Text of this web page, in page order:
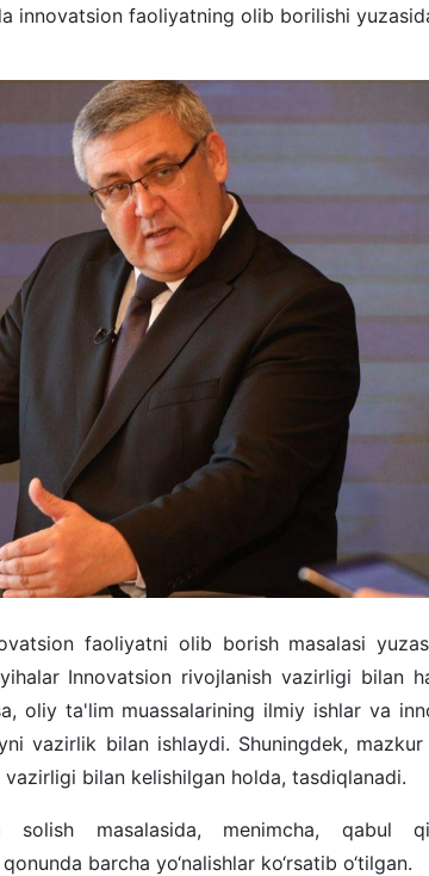
innovatsion faoliyatning olib borilishi
faoliyatni olib borish masalasi
Innovatsion rivojlanish vazirligi bilan
oliy ta'lim muassalarining ilmiy ishlar va
vazirlik bilan ishlaydi. Shuningdek,
bilan kelishilgan holda, tasdiqlanadi.
solish masalasida, menimcha, qabul
barcha yo‘nalishlar ko‘rsatib o‘tilgan.